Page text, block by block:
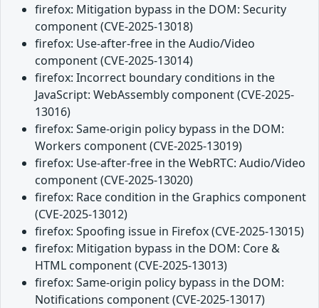
firefox: Mitigation bypass in the DOM: Security
component (CVE-2025-13018)
firefox: Use-after-free in the Audio/Video
component (CVE-2025-13014)
firefox: Incorrect boundary conditions in the
JavaScript: WebAssembly component (CVE-2025-
13016)
firefox: Same-origin policy bypass in the DOM:
Workers component (CVE-2025-13019)
firefox: Use-after-free in the WebRTC: Audio/Video
component (CVE-2025-13020)
firefox: Race condition in the Graphics component
(CVE-2025-13012)
firefox: Spoofing issue in Firefox (CVE-2025-13015)
firefox: Mitigation bypass in the DOM: Core &
HTML component (CVE-2025-13013)
firefox: Same-origin policy bypass in the DOM:
Notifications component (CVE-2025-13017)